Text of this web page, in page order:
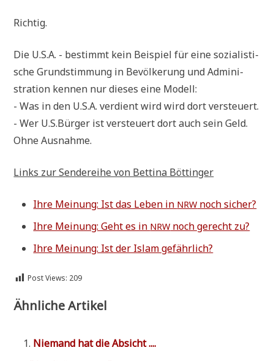
Rich­tig.
Die U.S.A. - bestimmt kein Bei­spiel für eine sozia­li­sti­
sche Grund­stim­mung in Bevöl­ke­rung und Admi­ni­
stra­ti­on ken­nen nur die­ses eine Modell:
- Was in den U.S.A. ver­dient wird wird dort versteuert.
- Wer U.S.Bürger ist ver­steu­ert dort auch sein Geld.
Ohne Ausnahme.
Links zur Sen­de­rei­he von Bet­ti­na Böttinger
Ihre Mei­nung: Ist das Leben in NRW noch sicher?
Ihre Mei­nung: Geht es in NRW noch gerecht zu?
Ihre Mei­nung: Ist der Islam gefährlich?
Post Views: 209
Ähnliche Artikel
Nie­mand hat die Absicht ....